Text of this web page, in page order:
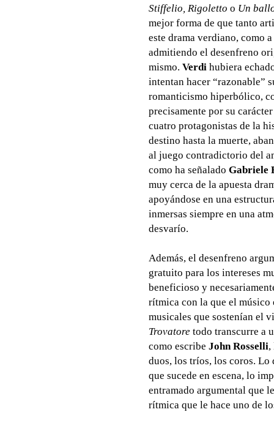
Stiffelio, Rigoletto o Un
mejor forma de que tanto
este drama verdiano, como
admitiendo el desenfreno
mismo. Verdi hubiera
intentan hacer “razonable”
romanticismo hiperbólico,
precisamente por su
cuatro protagonistas de la
destino hasta la muerte,
al juego contradictorio del
como ha señalado Gabriele
muy cerca de la apuesta
apoyándose en una
inmersas siempre en una
desvarío.
Además, el desenfreno
gratuito para los intereses
beneficioso y
rítmica con la que el músico
musicales que sostenían el
Trovatore todo transcurre a
como escribe John Rosselli,
duos, los tríos, los coros.
que sucede en escena, lo
entramado argumental que
rítmica que le hace uno de